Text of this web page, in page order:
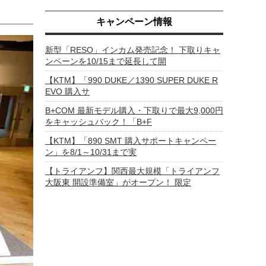
キャンペーン情報
新型「RESO」インカム発売記念！ 下取りキャ
ンペーンを10/15まで延長して開
【KTM】「990 DUKE／1390 SUPER DUKE R
EVO 購入サ
B+COM 最新モデル購入・下取りで最大9,000円
をキャッシュバック！「B+F
【KTM】「890 SMT 購入サポートキャンペー
ン」を8/1～10/31まで実
【トライアンフ】関西最大規模「トライアンフ
大阪東 開設準備室」がオープン！ 限定